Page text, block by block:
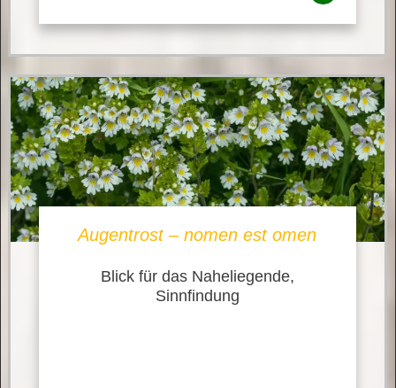
Augentrost – nomen est omen
Blick für das Naheliegende,
Sinnfindung